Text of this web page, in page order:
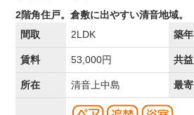
2階角住戸。倉敷に出やすい清音地域。
間取
2LDK 築年
賃料 53,000円 共益
所在 清音上中島 最寄